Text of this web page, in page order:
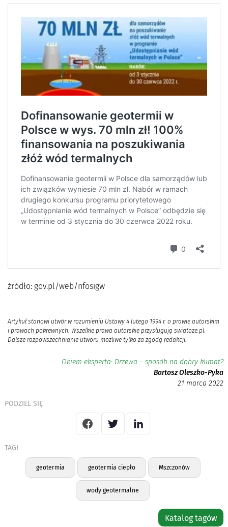
źródło: gov.pl/web/nfosigw
Artykuł stanowi utwór w rozumieniu Ustawy 4 lutego 1994 r. o prawie autorskim
i prawach pokrewnych. Wszelkie prawa autorskie przysługują swiatoze.pl.
Dalsze rozpowszechnianie utworu możliwe tylko za zgodą redakcji.
Okiem eksperta: Drzewa – sposób na dobry klimat?
Bartosz Oleszko-Pyka
21 marca 2022
PODZIEL SIĘ
TAGI
geotermia geotermia ciepło Mszczonów
wody geotermalne
Katalog tagów